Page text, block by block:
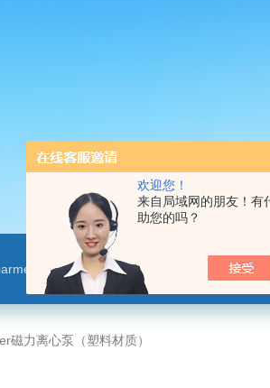
欢迎您！
来自局域网的朋友！有
助您的吗？
泵,洗瓶机,p80橡胶润滑剂PendoTECH压力监控与传
磁力离心泵（塑料材质）